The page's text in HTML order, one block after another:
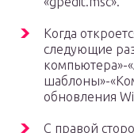
Когда
следующие
компьютера»-
шаблоны»-
обновления
С правой